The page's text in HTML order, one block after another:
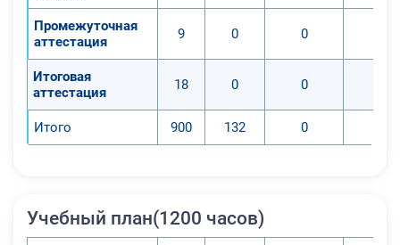
Промежуточная
аттестация
9 0 0
Итоговая
аттестация
18 0 0
Итого 900 132 0
Учебный план(1200 часов)